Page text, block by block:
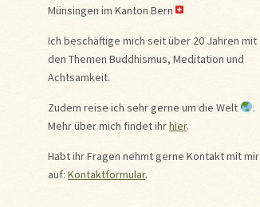
Münsingen im Kanton Bern
Ich beschäftige mich seit über 20 Jahren mit
den Themen Buddhismus, Meditation und
Achtsamkeit.
Zudem reise ich sehr gerne um die Welt
.
Mehr über mich findet ihrhier.
Habt ihr Fragen nehmt gerne Kontakt mit mir
auf: Kontaktformular.